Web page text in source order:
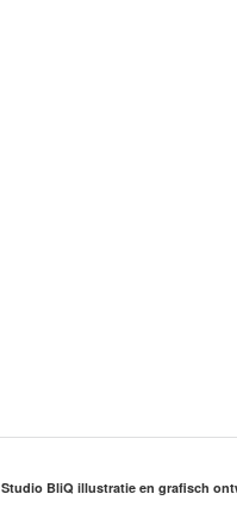
Studio BliQ illustratie en grafisch